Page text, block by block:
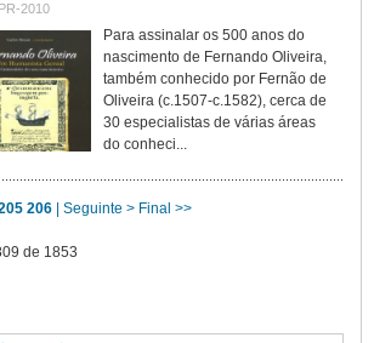
2010
Para assinalar os 500 anos do
nascimento de Fernando Oliveira,
também conhecido por Fernão de
Oliveira (c.1507-c.1582), cerca de
30 especialistas de várias áreas
do conheci...
206 | Seguinte > Final >>
de 1853